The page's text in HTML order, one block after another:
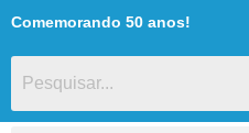
Comemorando 50 anos!